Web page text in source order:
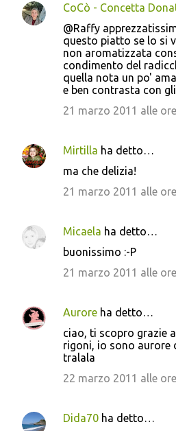
CoCò - Concetta
@Raffy
questo piatto se lo si
non aromatizzata
condimento del
quella nota un po'
e ben contrasta con
21 marzo 2011 alle
Mirtilla ha detto…
ma che delizia!
21 marzo 2011 alle
Micaela ha detto…
buonissimo :-P
21 marzo 2011 alle
Aurore ha detto…
ciao, ti scopro grazie
rigoni, io sono aurore
tralala
22 marzo 2011 alle
Dida70 ha detto…